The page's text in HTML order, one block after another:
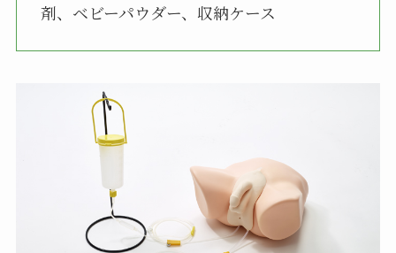
剤、ベビーパウダー、収納ケース